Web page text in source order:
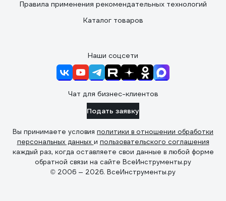
Правила применения рекомендательных технологий
Каталог товаров
Наши соцсети
Чат для бизнес-клиентов
Подать заявку
Вы принимаете условия политики в отношении обработки
персональных данных и пользовательского соглашения
каждый раз, когда оставляете свои данные в любой форме
обратной связи на сайте ВсеИнструменты.ру
© 2006 — 2026. ВсеИнструменты.ру